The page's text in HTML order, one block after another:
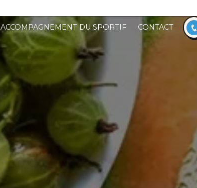
ACCOMPAGNEMENT DU SPORTIF CONTACT